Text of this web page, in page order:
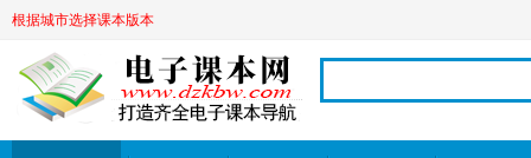
根据城市选择课本版本